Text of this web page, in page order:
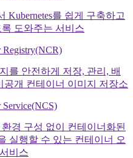
Kubernetes를 쉽게 구축하고
도와주는 서비스
를 안전하게 저장, 관리, 배
공개 컨테이너 이미지 저장소
경 구성 없이 컨테이너화된
실행할 수 있는 컨테이너 오
비스